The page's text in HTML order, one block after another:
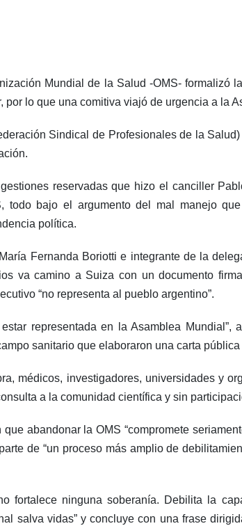
Mundial de la Salud -OMS- formalizó
por lo que una comitiva viajó de urgencia a la
Sindical de Profesionales de la
reservadas que hizo el canciller
todo bajo el argumento del mal manejo
política.
Fernanda Boriotti e integrante de la
va camino a Suiza con un documento
“no representa al pueblo argentino”.
representada en la Asamblea
sanitario que elaboraron una carta
médicos, investigadores, universidades y
a la comunidad científica y sin
abandonar la OMS “compromete
de “un proceso más amplio de
fortalece ninguna soberanía. Debilita la
salva vidas” y concluye con una frase